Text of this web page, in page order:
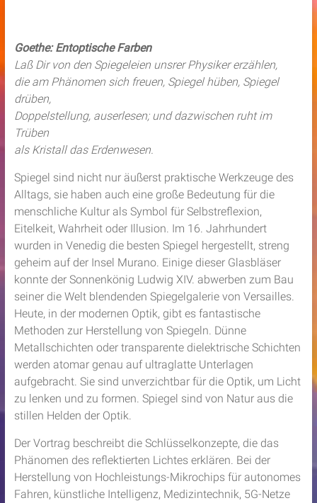
Goethe: Entoptische Farben
Laß Dir von den Spiegeleien unsrer Physiker erzählen,
die am Phänomen sich freuen, Spiegel hüben, Spiegel
drüben,
Doppelstellung, auserlesen; und dazwischen ruht im
Trüben
als Kristall das Erdenwesen.
Spiegel sind nicht nur äußerst praktische Werkzeuge des
Alltags, sie haben auch eine große Bedeutung für die
menschliche Kultur als Symbol für Selbstreflexion,
Eitelkeit, Wahrheit oder Illusion. Im 16. Jahrhundert
wurden in Venedig die besten Spiegel hergestellt, streng
geheim auf der Insel Murano. Einige dieser Glasbläser
konnte der Sonnenkönig Ludwig XIV. abwerben zum Bau
seiner die Welt blendenden Spiegelgalerie von Versailles.
Heute, in der modernen Optik, gibt es fantastische
Methoden zur Herstellung von Spiegeln. Dünne
Metallschichten oder transparente dielektrische Schichten
werden atomar genau auf ultraglatte Unterlagen
aufgebracht. Sie sind unverzichtbar für die Optik, um Licht
zu lenken und zu formen. Spiegel sind von Natur aus die
stillen Helden der Optik.
Der Vortrag beschreibt die Schlüsselkonzepte, die das
Phänomen des reflektierten Lichtes erklären. Bei der
Herstellung von Hochleistungs-Mikrochips für autonomes
Fahren, künstliche Intelligenz, Medizintechnik, 5G-Netze